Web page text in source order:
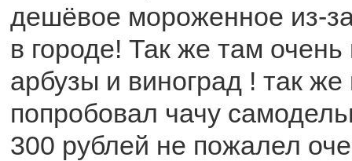
дешёвое мороженное из-
в городе! Так же там
арбузы и виноград ! так
попробовал чачу
300 рублей не пожалел